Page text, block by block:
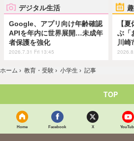
デジタル生活
Google、アプリ向け年齢確認
APIを年内に世界展開…未成年
者保護を強化
2026.7.31 Fri 13:45
【
ぶ「
川崎
ホーム › 教育・受験 › 小学生 › 記事
TOP
Home Facebook X